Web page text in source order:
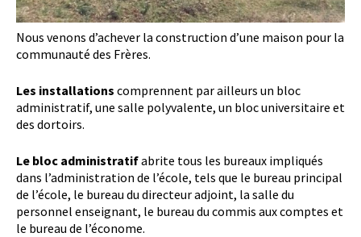
Nous venons d’achever la construction d’une maison pour la
communauté des Frères.
Les installations comprennent par ailleurs un bloc
administratif, une salle polyvalente, un bloc universitaire et
des dortoirs.
Le bloc administratifabrite tous les bureaux impliqués
dans l’administration de l’école, tels que le bureau principal
de l’école, le bureau du directeur adjoint, la salle du
personnel enseignant, le bureau du commis aux comptes et
le bureau de l’économe.